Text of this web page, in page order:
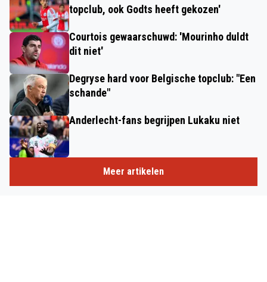
topclub, ook Godts heeft gekozen'
Courtois gewaarschuwd: 'Mourinho duldt
dit niet'
Degryse hard voor Belgische topclub: "Een
schande"
Anderlecht-fans begrijpen Lukaku niet
Meer artikelen